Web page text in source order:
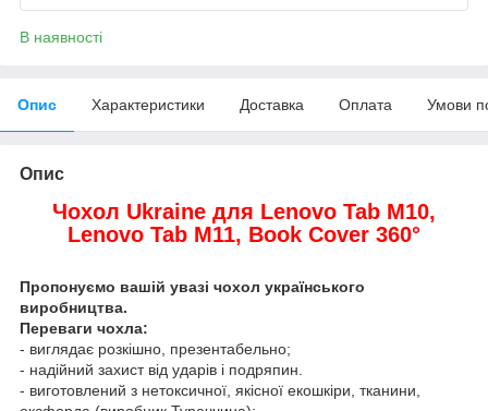
В наявності
Опис Характеристики Доставка Оплата Умови
Опис
Чохол Ukraine для Lenovo Tab M10,
Lenovo Tab M11, Book Cover 360°
Пропонуємо вашій увазі чохол українського
виробництва.
Переваги чохла:
- виглядає розкішно, презентабельно;
- надійний захист від ударів і подряпин.
- виготовлений з нетоксичної, якісної екошкіри, тканини,